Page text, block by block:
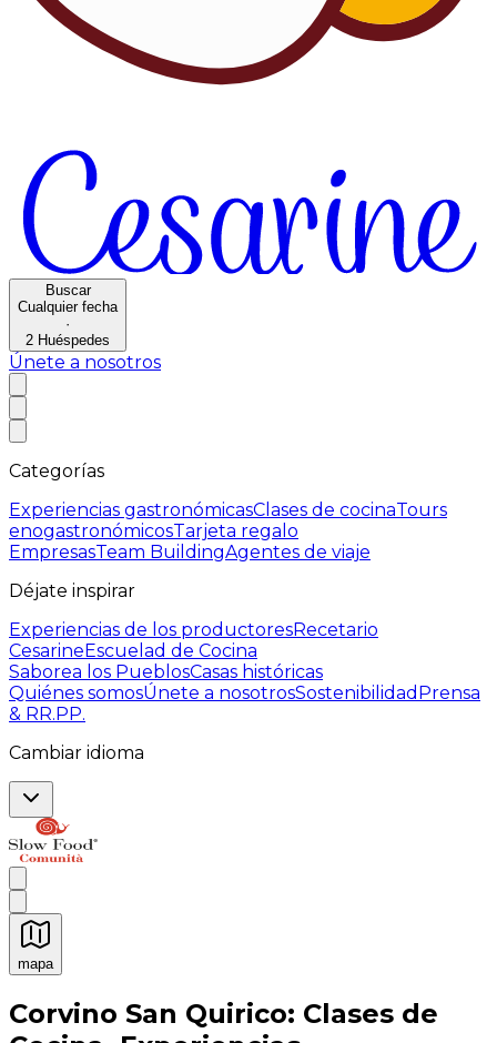
Buscar
Cualquier fecha
·
2 Huéspedes
Únete a nosotros
Categorías
Experiencias gastronómicasClases de cocinaTours
enogastronómicosTarjeta regalo
EmpresasTeam BuildingAgentes de viaje
Déjate inspirar
Experiencias de los productoresRecetario
CesarineEscuelad de Cocina
Saborea los PueblosCasas históricas
Quiénes somosÚnete a nosotrosSostenibilidad Prensa
& RR.PP.
Cambiar idioma
mapa
Experiencias culinarias inolvidables: Experiencias
Corvino San Quirico: Clases de